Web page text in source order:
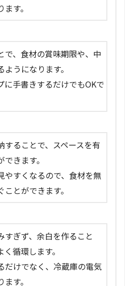
す。
で、食材の賞味期限や、中
うになります。
に手書きするだけでもOKで
することで、スペースを有
きます。
やすくなるので、食材を無
とができます。
すぎず、余白を作ること
循環します。
だけでなく、冷蔵庫の電気
す。